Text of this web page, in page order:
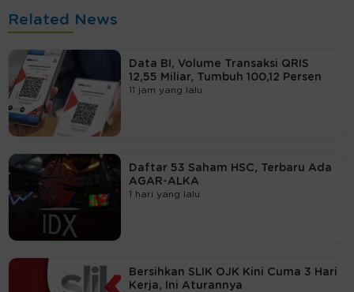
Related News
Data BI, Volume Transaksi QRIS
12,55 Miliar, Tumbuh 100,12 Persen
11 jam yang lalu
Daftar 53 Saham HSC, Terbaru Ada
AGAR-ALKA
1 hari yang lalu
Bersihkan SLIK OJK Kini Cuma 3 Hari
Kerja, Ini Aturannya